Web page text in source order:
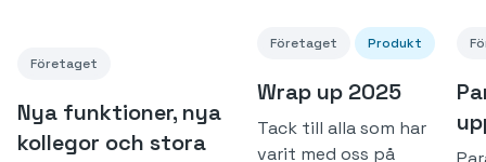
Företaget
Nya funktioner, nya
kollegor och stora
Företaget Produkt
Wrap up 2025
Tack till alla som har
varit med oss på